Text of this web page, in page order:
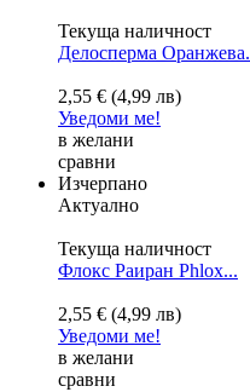
Текуща наличност
Делосперма
2,55 € (4,99 лв)
Уведоми ме!
в желани
сравни
Изчерпано
Актуално
Текуща наличност
Флокс Раиран Phlox...
2,55 € (4,99 лв)
Уведоми ме!
в желани
сравни